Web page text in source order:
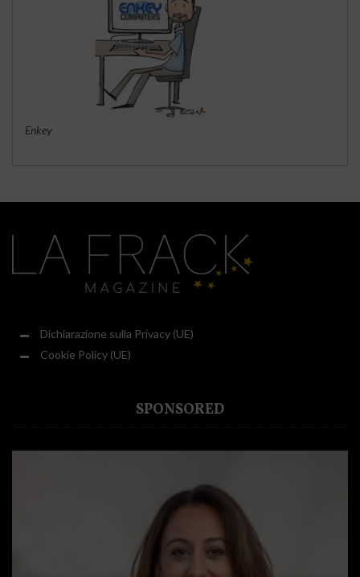
Enkey
Dichiarazione sulla Privacy (UE)
Cookie Policy (UE)
SPONSORED